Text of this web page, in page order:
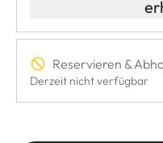
Reservieren &
Derzeit nicht verfügbar